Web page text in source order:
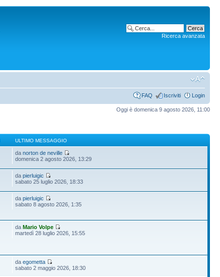
Ricerca avanzata
FAQ Iscriviti Login
Oggi è domenica 9 agosto 2026, 11:00
ULTIMO MESSAGGIO
danorton de neville
domenica 2 agosto 2026, 13:29
dapierluigic
sabato 25 luglio 2026, 18:33
dapierluigic
sabato 8 agosto 2026, 1:35
daMario Volpe
martedì 28 luglio 2026, 15:55
daegometta
sabato 2 maggio 2026, 18:30